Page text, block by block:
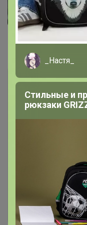
Комментарии
Чтобы
Это
Войти
_Настя_
Стильные и
рюкзаки